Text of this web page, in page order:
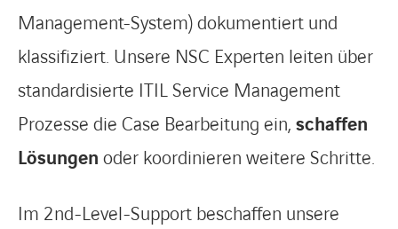
Management-System) dokumentiert und
klassifiziert. Unsere NSC Experten leiten über
standardisierte ITIL Service Management
Prozesse die Case Bearbeitung ein, schaffen
Lösungen oder koordinieren weitere Schritte.
Im 2nd-Level-Support beschaffen unsere